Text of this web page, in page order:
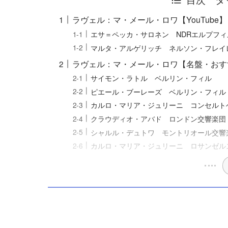
ラヴェル：マ・メール・ロワ【YouTube】
エサ＝ペッカ・サロネン NDRエルプフ
マルタ・アルゲリッチ ネルソン・フレ
ラヴェル：マ・メール・ロワ【名盤・お
サイモン・ラトル ベルリン・フィル
ピエール・ブーレーズ ベルリン・フィ
カルロ・マリア・ジュリーニ コンセル
クラウディオ・アバド ロンドン交響楽
シャルル・デュトワ モントリオール交
カルロ・マリア・ジュリーニ ロサンゼ